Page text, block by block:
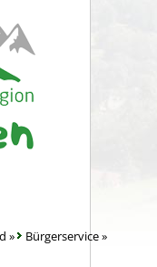
» Bürgerservice»